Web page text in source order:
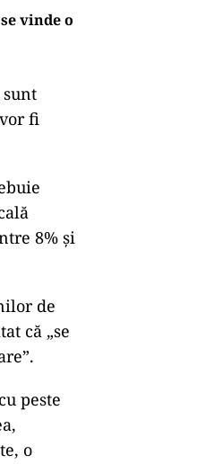
vinde o
fi
8% şi
de
că „se
peste
o